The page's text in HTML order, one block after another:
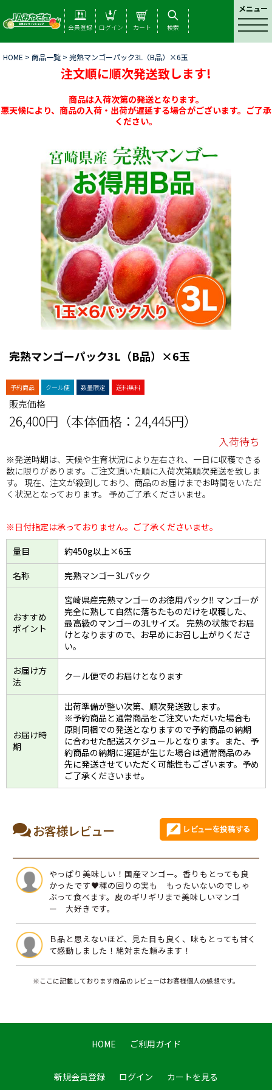
メニュー
t
a
会員登録 ログイン カート 検索
HOME > 商品一覧 > 完熟マンゴーパック3L（B品）×6玉
注文順に順次発送致します!
商品は入荷次第の発送となります。
悪天候により、商品の入荷・出荷が遅延する場合がございます。ご了承
ください。
完熟マンゴーパック3L（B品）×6玉
予約商品 クール便 数量限定 送料無料
販売価格
26,400円（本体価格：24,445円）
入荷待ち
※発送時期は、天候や生育状況により左右され、一日に収穫できる
数に限りがあります。ご注文頂いた順に入荷次第順次発送を致しま
す。 現在、注文が殺到しており、商品のお届けまでお時間をいただ
く状況となっております。 予めご了承くださいませ。
※日付指定は承っておりません。ご了承くださいませ。
量目
約450g以上×6玉
名称
完熟マンゴー3Lパック
おすすめ
ポイント
宮崎県産完熟マンゴーのお徳用パック‼ マンゴーが
完全に熟して自然に落ちたものだけを収穫した、
最高級のマンゴーの3Lサイズ。 完熟の状態でお届
けとなりますので、お早めにお召し上がりくださ
い。
お届け方
法
クール便でのお届けとなります
お届け時
期
出荷準備が整い次第、順次発送致します。
※予約商品と通常商品をご注文いただいた場合も
原則同梱での発送となりますので予約商品の納期
に合わせた配送スケジュールとなります。また、予
約商品の納期に遅延が生じた場合は通常商品のみ
先に発送させていただく可能性もございます。予め
ご了承くださいませ。
お客様レビュー
やっぱり美味しい！国産マンゴー。香りもとっても良
かったです♥️種の回りの実も もったいないのでしゃ
ぶって食べます。皮のギリギリまで美味しいマンゴ
ー 大好きです。
Ｂ品と思えないほど、見た目も良く、味もとっても甘く
て感動しました！絶対また頼みます！
※ここに記載しております商品のレビューはお客様個人の感想です。
HOME ご利用ガイド
新規会員登録 ログイン カートを見る